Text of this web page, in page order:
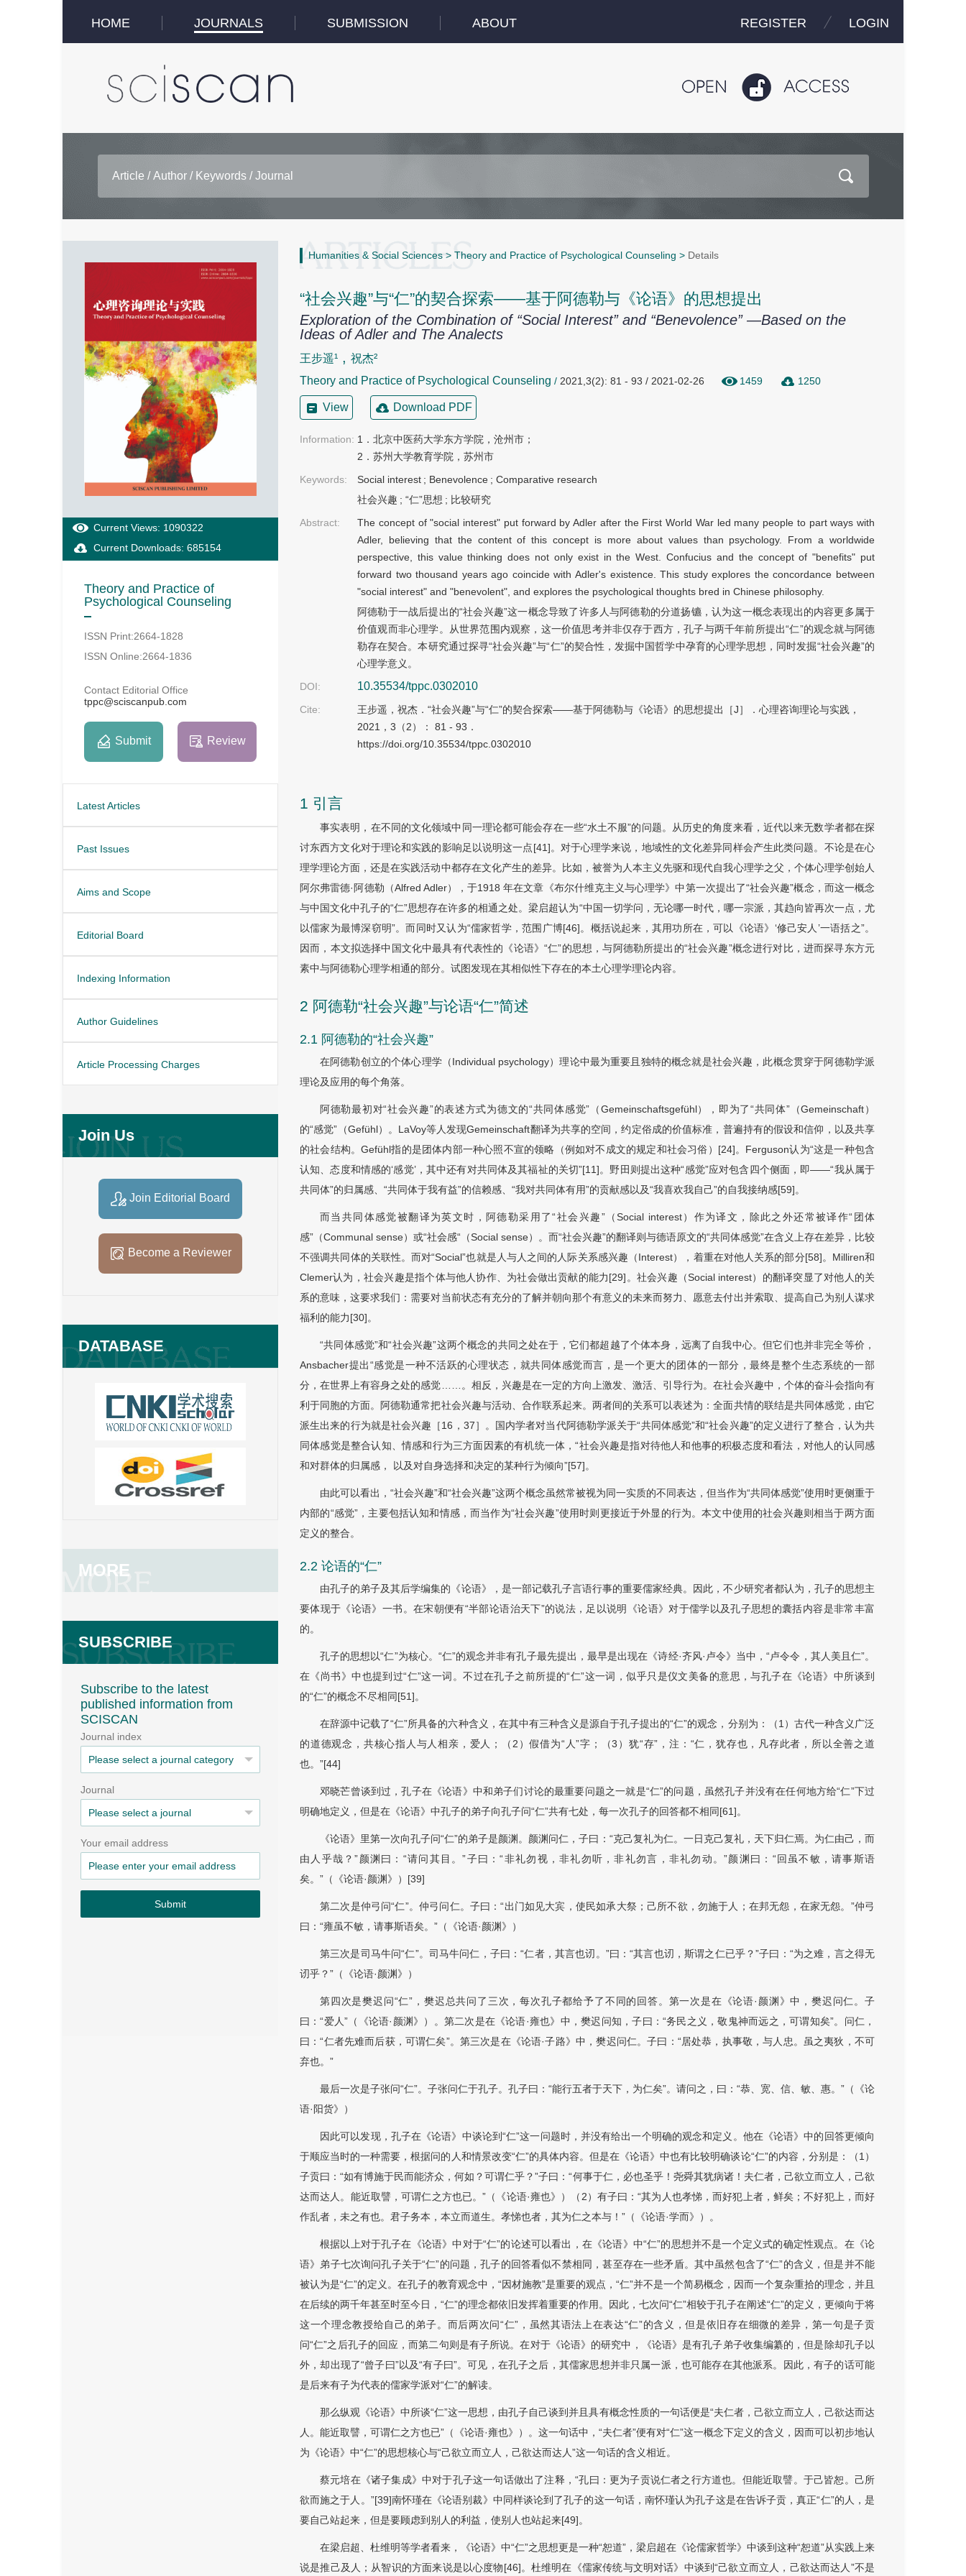
HOME JOURNALS SUBMISSION ABOUT REGISTER LOGIN
Current Views: 1090322
Current Downloads: 685154
Theory and Practice of
Psychological Counseling
ISSN Print:2664-1828
ISSN Online:2664-1836
Contact Editorial Office
tppc@sciscanpub.com
Submit Review
Latest Articles
Past Issues
Aims and Scope
Editorial Board
Indexing Information
Author Guidelines
Article Processing Charges
Join Us
Join Editorial Board
Become a Reviewer
DATABASE
MORE
SUBSCRIBE
Subscribe to the latest
published information from
SCISCAN
Journal index
Journal
Your email address
Submit
Humanities & Social Sciences > Theory and Practice of Psychological Counseling > Details
“社会兴趣”与“仁”的契合探索——基于阿德勒与《论语》的思想提出
Exploration of the Combination of “Social Interest” and “Benevolence” —Based on the
Ideas of Adler and The Analects
王步遥¹ , 祝杰²
Theory and Practice of Psychological Counseling / 2021,3(2): 81 - 93 / 2021-02-26 1459 1250
View Download PDF
Information: 1．北京中医药大学东方学院，沧州市；
2．苏州大学教育学院，苏州市
Keywords:
Social interest ; Benevolence ; Comparative research
社会兴趣 ; “仁”思想 ; 比较研究
Abstract:
The concept of "social interest" put forward by Adler after the First World War led many people to part ways with
Adler, believing that the content of this concept is more about values than psychology. From a worldwide
perspective, this value thinking does not only exist in the West. Confucius and the concept of "benefits" put
forward two thousand years ago coincide with Adler's existence. This study explores the concordance between
"social interest" and "benevolent", and explores the psychological thoughts bred in Chinese philosophy.
阿德勒于一战后提出的“社会兴趣”这一概念导致了许多人与阿德勒的分道扬镳，认为这一概念表现出的内容更多属于
价值观而非心理学。从世界范围内观察，这一价值思考并非仅存于西方，孔子与两千年前所提出“仁”的观念就与阿德
勒存在契合。本研究通过探寻“社会兴趣”与“仁”的契合性，发掘中国哲学中孕育的心理学思想，同时发掘“社会兴趣”的
心理学意义。
DOI:
10.35534/tppc.0302010
Cite:
王步遥，祝杰．“社会兴趣”与“仁”的契合探索——基于阿德勒与《论语》的思想提出［J］．心理咨询理论与实践，
2021，3（2）： 81 - 93．
https://doi.org/10.35534/tppc.0302010
1 引言
事实表明，在不同的文化领域中同一理论都可能会存在一些“水土不服”的问题。从历史的角度来看，近代以来无数学者都在探
讨东西方文化对于理论和实践的影响足以说明这一点[41]。对于心理学来说，地域性的文化差异同样会产生此类问题。不论是在心
理学理论方面，还是在实践活动中都存在文化产生的差异。比如，被誉为人本主义先驱和现代自我心理学之父，个体心理学创始人
阿尔弗雷德·阿德勒（Alfred Adler），于1918 年在文章《布尔什维克主义与心理学》中第一次提出了“社会兴趣”概念，而这一概念
与中国文化中孔子的“仁”思想存在许多的相通之处。梁启超认为“中国一切学问，无论哪一时代，哪一宗派，其趋向皆再次一点，尤
以儒家为最博深窃明”。而同时又认为“儒家哲学，范围广博[46]。概括说起来，其用功所在，可以《论语》‘修己安人’一语括之”。
因而，本文拟选择中国文化中最具有代表性的《论语》“仁”的思想，与阿德勒所提出的“社会兴趣”概念进行对比，进而探寻东方元
素中与阿德勒心理学相通的部分。试图发现在其相似性下存在的本土心理学理论内容。
2 阿德勒“社会兴趣”与论语“仁”简述
2.1 阿德勒的“社会兴趣”
在阿德勒创立的个体心理学（Individual psychology）理论中最为重要且独特的概念就是社会兴趣，此概念贯穿于阿德勒学派
理论及应用的每个角落。
阿德勒最初对“社会兴趣”的表述方式为德文的“共同体感觉”（Gemeinschaftsgefühl），即为了“共同体”（Gemeinschaft）
的“感觉”（Gefühl）。LaVoy等人发现Gemeinschaft翻译为共享的空间，约定俗成的价值标准，普遍持有的假设和信仰，以及共享
的社会结构。Gefühl指的是团体内部一种心照不宣的领略（例如对不成文的规定和社会习俗）[24]。Ferguson认为“这是一种包含
认知、态度和情感的‘感觉’，其中还有对共同体及其福祉的关切”[11]。野田则提出这种“感觉”应对包含四个侧面，即——“我从属于
共同体”的归属感、“共同体于我有益”的信赖感、“我对共同体有用”的贡献感以及“我喜欢我自己”的自我接纳感[59]。
而当共同体感觉被翻译为英文时，阿德勒采用了“社会兴趣”（Social interest）作为译文，除此之外还常被译作“团体
感”（Communal sense）或“社会感“（Social sense）。而“社会兴趣”的翻译则与德语原文的“共同体感觉”在含义上存在差异，比较
不强调共同体的关联性。而对“Social”也就是人与人之间的人际关系感兴趣（Interest），着重在对他人关系的部分[58]。Milliren和
Clemer认为，社会兴趣是指个体与他人协作、为社会做出贡献的能力[29]。社会兴趣（Social interest）的翻译突显了对他人的关
系的意味，这要求我们：需要对当前状态有充分的了解并朝向那个有意义的未来而努力、愿意去付出并索取、提高自己为别人谋求
福利的能力[30]。
“共同体感觉”和“社会兴趣”这两个概念的共同之处在于，它们都超越了个体本身，远离了自我中心。但它们也并非完全等价，
Ansbacher提出“感觉是一种不活跃的心理状态，就共同体感觉而言，是一个更大的团体的一部分，最终是整个生态系统的一部
分，在世界上有容身之处的感觉……。相反，兴趣是在一定的方向上激发、激活、引导行为。在社会兴趣中，个体的奋斗会指向有
利于同胞的方面。阿德勒通常把社会兴趣与活动、合作联系起来。两者间的关系可以表述为：全面共情的联结是共同体感觉，由它
派生出来的行为就是社会兴趣［16，37］。国内学者对当代阿德勒学派关于“共同体感觉”和“社会兴趣”的定义进行了整合，认为共
同体感觉是整合认知、情感和行为三方面因素的有机统一体，“社会兴趣是指对待他人和他事的积极态度和看法，对他人的认同感
和对群体的归属感， 以及对自身选择和决定的某种行为倾向”[57]。
由此可以看出，“社会兴趣”和“社会兴趣”这两个概念虽然常被视为同一实质的不同表达，但当作为“共同体感觉”使用时更侧重于
内部的“感觉”，主要包括认知和情感，而当作为“社会兴趣”使用时则更接近于外显的行为。本文中使用的社会兴趣则相当于两方面
定义的整合。
2.2 论语的“仁”
由孔子的弟子及其后学编集的《论语》，是一部记载孔子言语行事的重要儒家经典。因此，不少研究者都认为，孔子的思想主
要体现于《论语》一书。在宋朝便有“半部论语治天下”的说法，足以说明《论语》对于儒学以及孔子思想的囊括内容是非常丰富
的。
孔子的思想以“仁”为核心。“仁”的观念并非有孔子最先提出，最早是出现在《诗经·齐风·卢令》当中，“卢令令，其人美且仁”。
在《尚书》中也提到过“仁”这一词。不过在孔子之前所提的“仁”这一词，似乎只是仪文美备的意思，与孔子在《论语》中所谈到
的“仁”的概念不尽相同[51]。
在辞源中记载了“仁”所具备的六种含义，在其中有三种含义是源自于孔子提出的“仁”的观念，分别为：（1）古代一种含义广泛
的道德观念，共核心指人与人相亲，爱人；（2）假借为“人”字；（3）犹“存”，注：“仁，犹存也，凡存此者，所以全善之道
也。”[44]
邓晓芒曾谈到过，孔子在《论语》中和弟子们讨论的最重要问题之一就是“仁”的问题，虽然孔子并没有在任何地方给“仁”下过
明确地定义，但是在《论语》中孔子的弟子向孔子问“仁”共有七处，每一次孔子的回答都不相同[61]。
《论语》里第一次向孔子问“仁”的弟子是颜渊。颜渊问仁，子曰：“克己复礼为仁。一日克己复礼，天下归仁焉。为仁由己，而
由人乎哉？”颜渊曰：“请问其目。”子曰：“非礼勿视，非礼勿听，非礼勿言，非礼勿动。”颜渊曰：“回虽不敏，请事斯语
矣。”（《论语·颜渊》）[39]
第二次是仲弓问“仁”。仲弓问仁。子曰：“出门如见大宾，使民如承大祭；己所不欲，勿施于人；在邦无怨，在家无怨。”仲弓
曰：“雍虽不敏，请事斯语矣。”（《论语·颜渊》）
第三次是司马牛问“仁”。司马牛问仁，子曰：“仁者，其言也讱。”曰：“其言也讱，斯谓之仁已乎？”子曰：“为之难，言之得无
讱乎？”（《论语·颜渊》）
第四次是樊迟问“仁”，樊迟总共问了三次，每次孔子都给予了不同的回答。第一次是在《论语·颜渊》中，樊迟问仁。子
曰：“爱人”（《论语·颜渊》）。第二次是在《论语·雍也》中，樊迟问知，子曰：“务民之义，敬鬼神而远之，可谓知矣”。问仁，
曰：“仁者先难而后获，可谓仁矣”。第三次是在《论语·子路》中，樊迟问仁。子曰：“居处恭，执事敬，与人忠。虽之夷狄，不可
弃也。”
最后一次是子张问“仁”。子张问仁于孔子。孔子曰：“能行五者于天下，为仁矣”。请问之，曰：“恭、宽、信、敏、惠。”（《论
语·阳货》）
因此可以发现，孔子在《论语》中谈论到“仁”这一问题时，并没有给出一个明确的观念和定义。他在《论语》中的回答更倾向
于顺应当时的一种需要，根据问的人和情景改变“仁”的具体内容。但是在《论语》中也有比较明确谈论“仁”的内容，分别是：（1）
子贡曰：“如有博施于民而能济众，何如？可谓仁乎？”子曰：“何事于仁，必也圣乎！尧舜其犹病诸！夫仁者，己欲立而立人，己欲
达而达人。能近取譬，可谓仁之方也已。”（《论语·雍也》）（2）有子曰：“其为人也孝悌，而好犯上者，鲜矣；不好犯上，而好
作乱者，未之有也。君子务本，本立而道生。孝悌也者，其为仁之本与！”（《论语·学而》）。
根据以上对于孔子在《论语》中对于“仁”的论述可以看出，在《论语》中“仁”的思想并不是一个定义式的确定性观点。在《论
语》弟子七次询问孔子关于“仁”的问题，孔子的回答看似不禁相同，甚至存在一些矛盾。其中虽然包含了“仁”的含义，但是并不能
被认为是“仁”的定义。在孔子的教育观念中，“因材施教”是重要的观点，“仁”并不是一个简易概念，因而一个复杂重拾的理念，并且
在后续的两千年甚至时至今日，“仁”的理念都依旧发挥着重要的作用。因此，七次问“仁”相较于孔子在阐述“仁”的定义，更倾向于将
这一个理念教授给自己的弟子。而后两次问“仁”，虽然其语法上在表达“仁”的含义，但是依旧存在细微的差异，第一句是子贡
问“仁”之后孔子的回应，而第二句则是有子所说。在对于《论语》的研究中，《论语》是有孔子弟子收集编纂的，但是除却孔子以
外，却出现了“曾子曰”以及“有子曰”。可见，在孔子之后，其儒家思想并非只属一派，也可能存在其他派系。因此，有子的话可能
是后来有子为代表的儒家学派对“仁”的解读。
那么纵观《论语》中所谈“仁”这一思想，由孔子自己谈到并且具有概念性质的一句话便是“夫仁者，己欲立而立人，己欲达而达
人。能近取譬，可谓仁之方也已”（《论语·雍也》）。这一句话中，“夫仁者”便有对“仁”这一概念下定义的含义，因而可以初步地认
为《论语》中“仁”的思想核心与“己欲立而立人，己欲达而达人”这一句话的含义相近。
蔡元培在《诸子集成》中对于孔子这一句话做出了注释，“孔曰：更为子贡说仁者之行方道也。但能近取譬。于己皆恕。己所
欲而施之于人。”[39]南怀瑾在《论语别裁》中同样谈论到了孔子的这一句话，南怀瑾认为孔子这是在告诉子贡，真正“仁”的人，是
要自己站起来，但是要顾虑到别人的利益，使别人也站起来[49]。
在梁启超、杜维明等学者看来，《论语》中“仁”之思想更是一种“恕道”，梁启超在《论儒家哲学》中谈到这种“恕道”从实践上来
说是推己及人；从智识的方面来说是以心度物[46]。杜维明在《儒家传统与文明对话》中谈到“己欲立而立人，己欲达而达人”不是